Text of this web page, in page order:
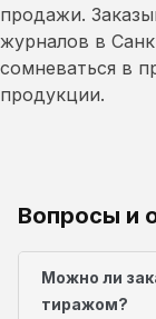
продажи.
журналов в
сомневаться в
продукции.
Вопросы и
Можно ли
тиражом?